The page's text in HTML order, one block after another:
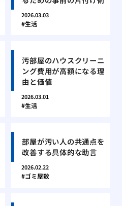
2026.03.03
生活
汚部屋のハウスクリーニ
ング費用が高額になる理
由と価値
2026.03.01
生活
部屋が汚い人の共通点を
改善する具体的な助言
2026.02.22
ゴミ屋敷